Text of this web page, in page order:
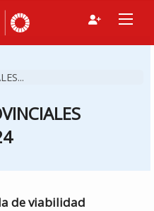
en
de viabilidad